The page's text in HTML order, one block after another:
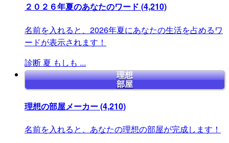
２０２６年夏のあなたのワード (4,210)
名前を入れると、2026年夏にあなたの生活を占めるワ
ードが表示されます！
診断 夏 もしも ...
理想
部屋
理想の部屋メーカー(4,210)
名前を入れると、あなたの理想の部屋が完成します！